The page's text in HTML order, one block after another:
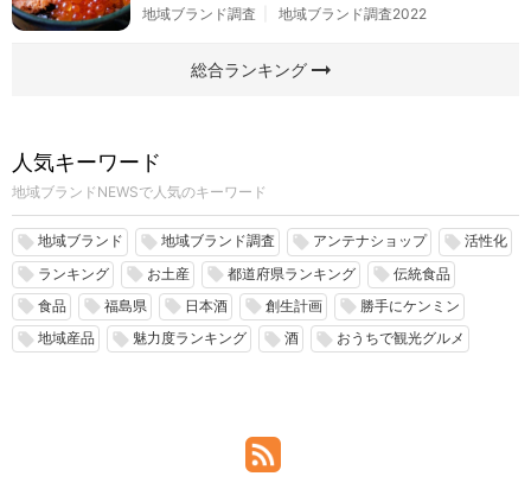
地域ブランド調査 地域ブランド調査2022
総合ランキングarrow_right_alt
人気キーワード
地域ブランドNEWSで人気のキーワード
local_offer 地域ブランド local_offer 地域ブランド調査 local_offer アンテナショップ local_offer 活性化
local_offer ランキング local_offer お土産 local_offer 都道府県ランキング local_offer 伝統食品
local_offer 食品 local_offer 福島県 local_offer 日本酒 local_offer 創生計画 local_offer 勝手にケンミン
local_offer 地域産品 local_offer 魅力度ランキング local_offer 酒 local_offer おうちで観光グルメ